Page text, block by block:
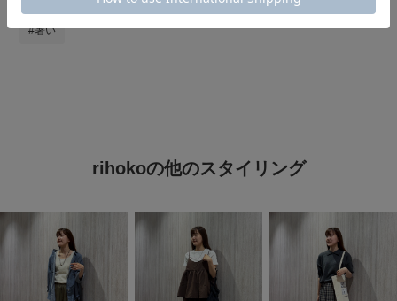
#暑い
rihokoの他のスタイリング